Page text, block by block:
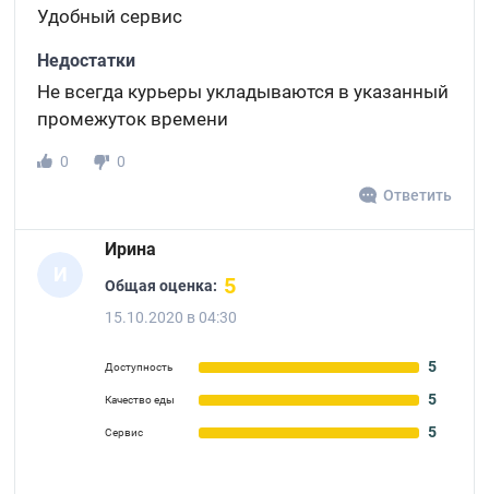
Удобный сервис
Недостатки
Не всегда курьеры укладываются в указанный
промежуток времени
0
0
Ответить
И
Ирина
Общая оценка: 5
15.10.2020 в 04:30
Доступность 5
Качество еды 5
Сервис 5